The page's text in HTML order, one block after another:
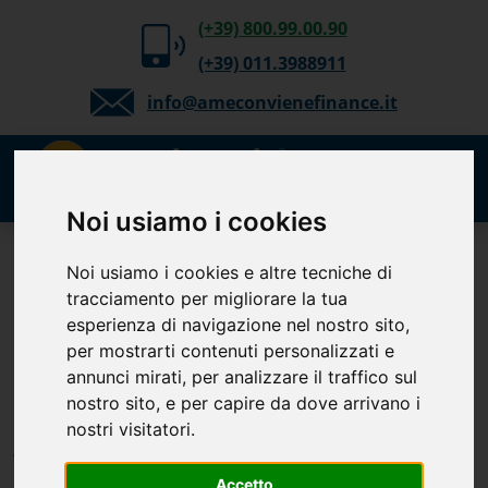
Noi usiamo i cookies
Noi usiamo i cookies e altre tecniche di
tracciamento per migliorare la tua
esperienza di navigazione nel nostro sito,
per mostrarti contenuti personalizzati e
annunci mirati, per analizzare il traffico sul
nostro sito, e per capire da dove arrivano i
nostri visitatori.
Accetto
(+39) 800.99.00.90
(+39) 011.3988911
info@ameconvienefinance.it
Richiedi gratuitamente
il tuo preventivo
Cessione del Quinto, Delega,
Prestito
Personale, TFS e Mutuo. Verifica
la tua
fattibilità.